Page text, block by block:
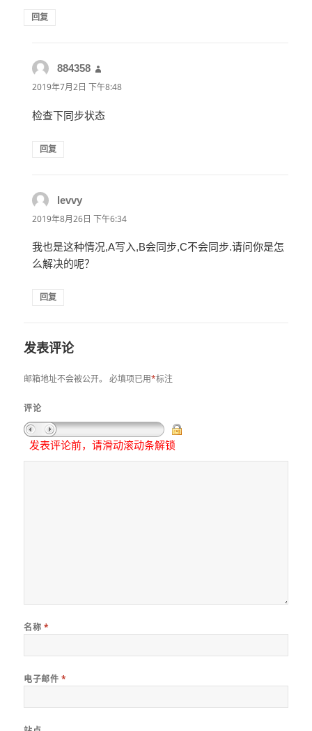
回复
884358
道：
2019年7月2日 下午8:48
检查下同步状态
回复
levvy
道：
2019年8月26日 下午6:34
我也是这种情况,A写入,B会同步,C不会同步.请问你是怎
么解决的呢？
回复
发表评论
邮箱地址不会被公开。 必填项已用*标注
评论
发表评论前，请滑动滚动条解锁
名称 *
电子邮件 *